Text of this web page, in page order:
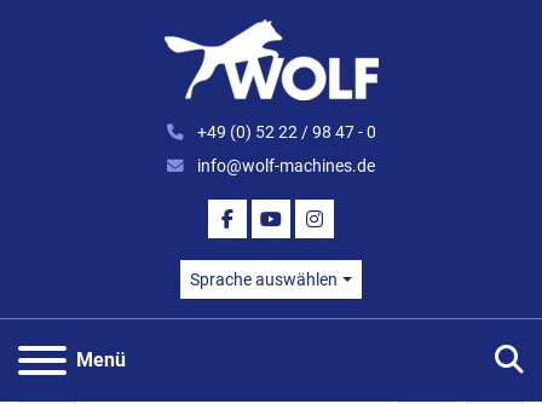
+49 (0) 52 22 / 98 47 - 0
info@wolf-machines.de
FACEBOOK
YOUTUBEINSTAGRAM
Sprache auswählen
Menü